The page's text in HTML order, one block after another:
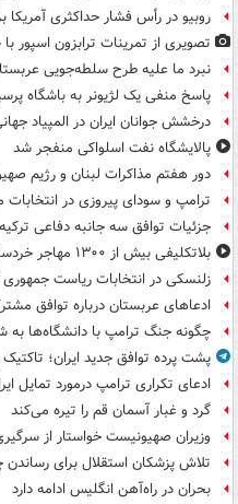
روبیو در رأس فشار حداکثری آمریکا
تصویری از تمرینات ترابزون اسپور
نبرد ما علیه طرح سلطه‌جویی
پاسخ منفی یک لژیونر به باشگاه
درخشش جوانان ایران در المپیاد
پالایشگاه نفت اسلواکی منفجر شد
دور هفتم مذاکرات لبنان و رژیم
ترامپ و سودای پیروزی در انتخابات
جزئیات توافق سه جانبه دفاعی
بلاتکلیفی بیش از ۱۳۰۰ مهاجر خردسال در سئوتای اسپانیا
زلنسکی در انتخابات ریاست
ادعاهای عربستان درباره توافق
چگونه جنگ ترامپ با دانشگاه‌ها
پشت پرده توافق جدید ایران؛ تاکتیک
ادعای تکراری ترامپ درمورد تمایل
گرد و غبار آسمان قم را تیره می‌کند
وزیران صهیونیست خواستار از
تلاش پزشکان استقلال برای
بحران در راه‌آهن انگلیس ادامه دارد